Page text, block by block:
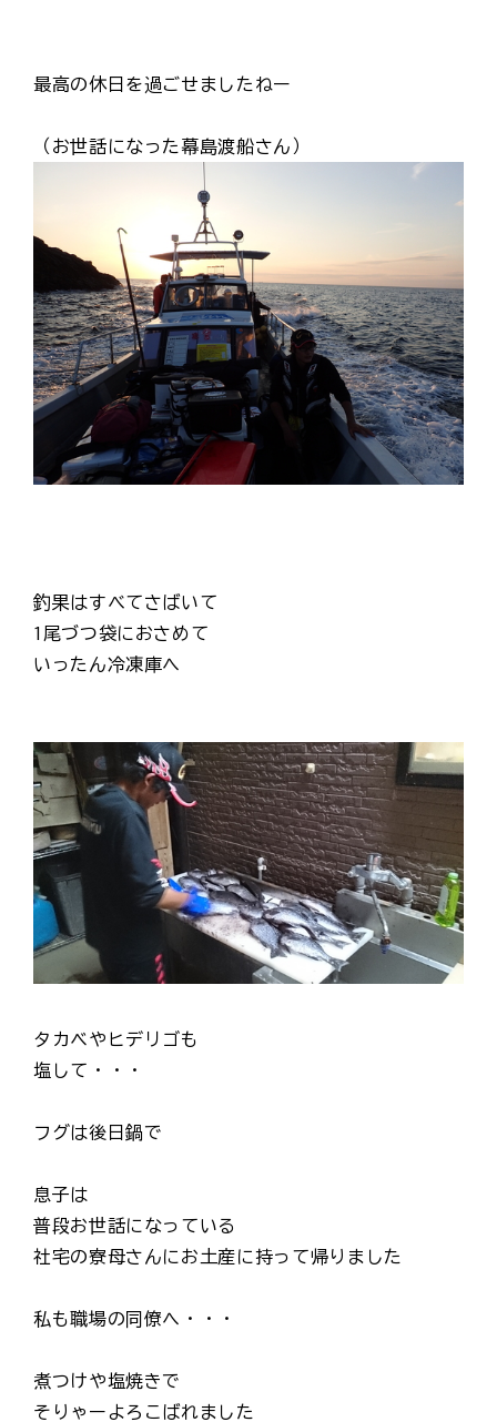
最高の休日を過ごせましたねー
（お世話になった幕島渡船さん）
釣果はすべてさばいて
1尾づつ袋におさめて
いったん冷凍庫へ
タカベやヒデリゴも
塩して・・・
フグは後日鍋で
息子は
普段お世話になっている
社宅の寮母さんにお土産に持って帰りました
私も職場の同僚へ・・・
煮つけや塩焼きで
そりゃーよろこばれました